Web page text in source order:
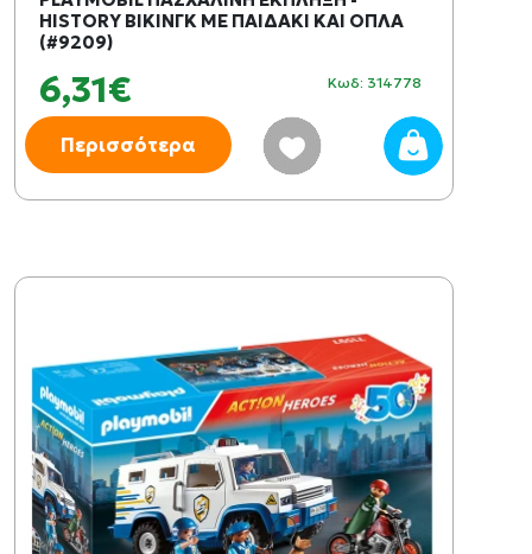
HISTORY ΒΙΚΙΝΓΚ ΜΕ ΠΑΙΔΑΚΙ ΚΑΙ ΟΠΛΑ
(#9209)
6,31€ Κωδ: 314778
Περισσότερα